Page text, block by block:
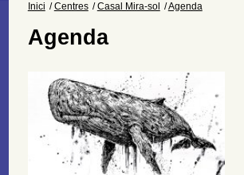
Inici Centres Casal Mira-sol Agenda
Agenda